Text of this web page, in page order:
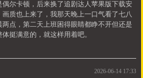
偶尔卡顿，后来换了追剧达人苹果版下载安
画质也上来了，我那天晚上一口气看了七八
两点，第二天上班困得眼睛都睁不开但还是
挺满意的，就这样用着吧。
2026-06-14 17:33